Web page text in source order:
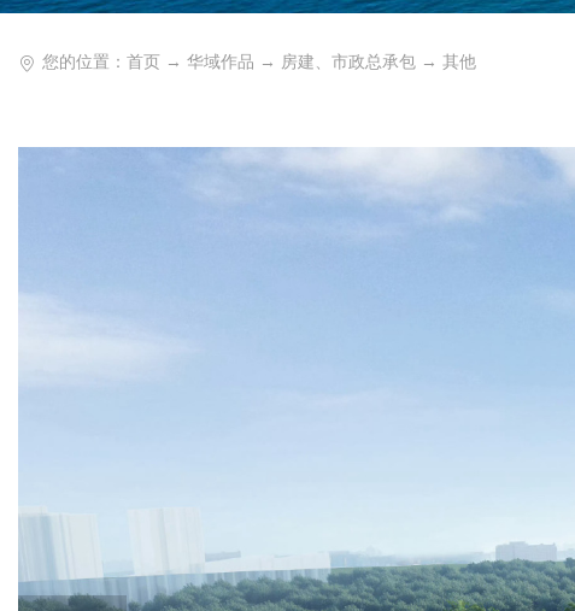
您的位置： 首页 → 华域作品 → 房建、市政总承包 → 其他